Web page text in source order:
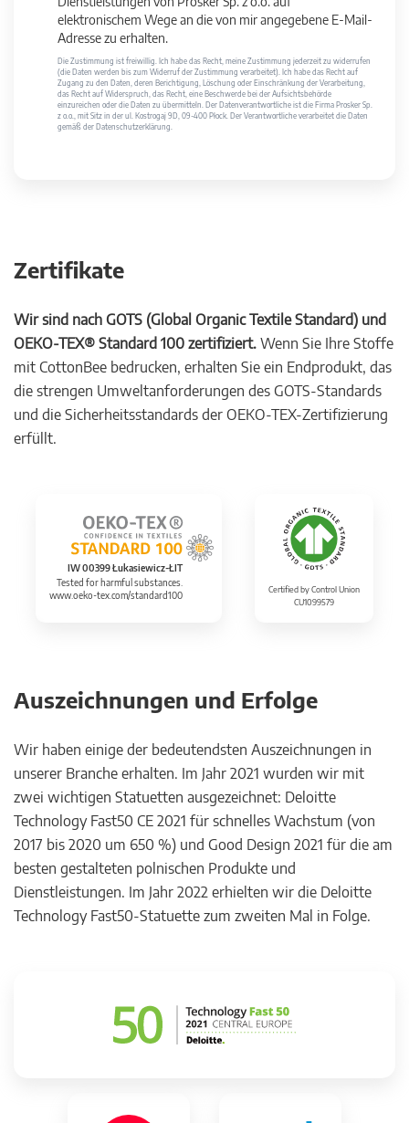
elektronischem Wege an die von mir angegebene E-Mail-
Adresse zu erhalten.
Die Zustimmung ist freiwillig. Ich habe das Recht, meine Zustimmung jederzeit zu widerrufen
(die Daten werden bis zum Widerruf der Zustimmung verarbeitet). Ich habe das Recht auf
Zugang zu den Daten, deren Berichtigung, Löschung oder Einschränkung der Verarbeitung,
das Recht auf Widerspruch, das Recht, eine Beschwerde bei der Aufsichtsbehörde
einzureichen oder die Daten zu übermitteln. Der Datenverantwortliche ist die Firma Prosker Sp.
z o.o., mit Sitz in der ul. Kostrogaj 9D, 09-400 Płock. Der Verantwortliche verarbeitet die Daten
gemäß der Datenschutzerklärung.
Zertifikate
Wir sind nach GOTS (Global Organic Textile Standard) und
OEKO-TEX® Standard 100 zertifiziert. Wenn Sie Ihre Stoffe
mit CottonBee bedrucken, erhalten Sie ein Endprodukt, das
die strengen Umweltanforderungen des GOTS-Standards
und die Sicherheitsstandards der OEKO-TEX-Zertifizierung
erfüllt.
IW 00399 Łukasiewicz-ŁIT
Tested for harmful substances.
www.oeko-tex.com/standard100
Certified by Control Union
CU1099579
Auszeichnungen und Erfolge
Wir haben einige der bedeutendsten Auszeichnungen in
unserer Branche erhalten. Im Jahr 2021 wurden wir mit
zwei wichtigen Statuetten ausgezeichnet: Deloitte
Technology Fast50 CE 2021 für schnelles Wachstum (von
2017 bis 2020 um 650 %) und Good Design 2021 für die am
besten gestalteten polnischen Produkte und
Dienstleistungen. Im Jahr 2022 erhielten wir die Deloitte
Technology Fast50-Statuette zum zweiten Mal in Folge.